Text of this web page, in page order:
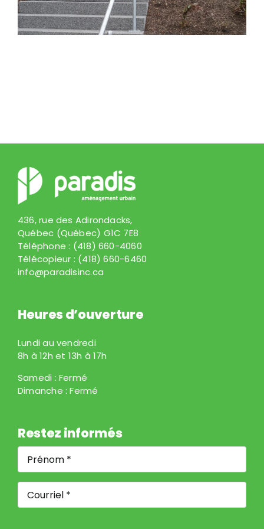
436, rue des Adirondacks,
Québec (Québec) G1C 7E8
Téléphone : (418) 660-4060
Télécopieur : (418) 660-6460
info@paradisinc.ca
Heures d’ouverture
Lundi au vendredi
8h à 12h et 13h à 17h
Samedi : Fermé
Dimanche : Fermé
Restez informés
Prénom
Courriel *